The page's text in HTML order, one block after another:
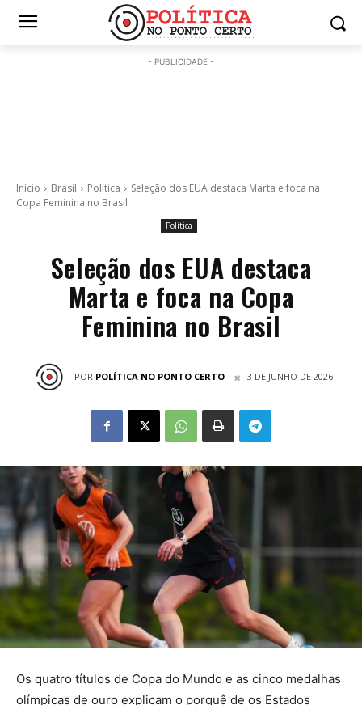
- PUBLICIDADE -
Início Brasil Política
Seleção dos EUA destaca Marta e foca na
Copa Feminina no Brasil
Política
Seleção dos EUA destaca
Marta e foca na Copa
Feminina no Brasil
POR POLÍTICA NO PONTO CERTO 3 DE JUNHO DE 2026
Os quatro títulos de Copa do Mundo e as cinco medalhas
olímpicas de ouro explicam o porquê de os Estados